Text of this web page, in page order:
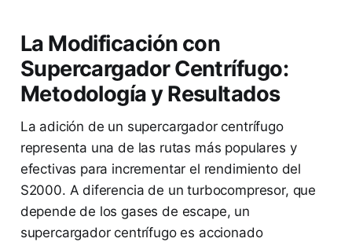
La Modificación con
Supercargador Centrífugo:
Metodología y Resultados
La adición de un supercargador centrífugo
representa una de las rutas más populares y
efectivas para incrementar el rendimiento del
S2000. A diferencia de un turbocompresor, que
depende de los gases de escape, un
supercargador centrífugo es accionado